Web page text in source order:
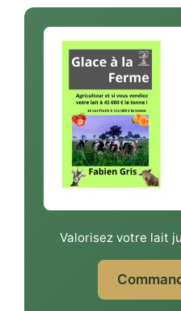
Valorisez votre lait